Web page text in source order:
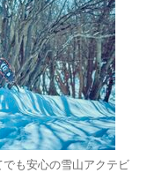
も安心の雪山アクテビ